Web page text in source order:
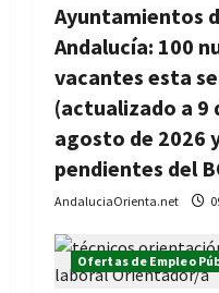
n
t
r
a
d
a
Ayuntamientos
Andalucía: 100
vacantes esta
(actualizado a 9
agosto de 2026
pendientes del
AndaluciaOrienta.net
Ofertas de Empleo